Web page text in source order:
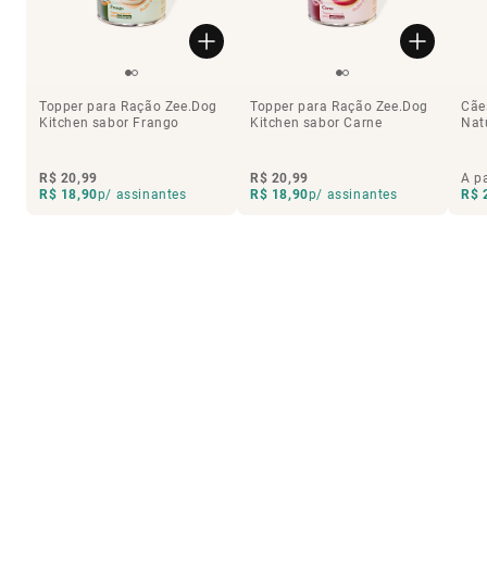
Topper para Ração Zee.Dog
Kitchen sabor Frango
R$ 20,99
R$ 18,90p/ assinantes
Topper para Ração Zee.Dog
Kitchen sabor Carne
R$ 20,99
R$ 18,90p/ assinantes
A
R$